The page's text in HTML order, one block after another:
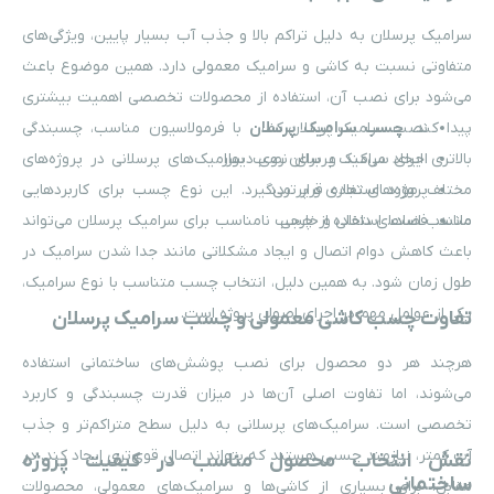
سرامیک پرسلان به دلیل تراکم بالا و جذب آب بسیار پایین، ویژگی‌های
متفاوتی نسبت به کاشی و سرامیک معمولی دارد. همین موضوع باعث
می‌شود برای نصب آن، استفاده از محصولات تخصصی اهمیت بیشتری
پیدا کند.چسب سرامیک پرسلان با فرمولاسیون مناسب، چسبندگی
بالاتری ایجاد می‌کند و برای نصب سرامیک‌های پرسلانی در پروژه‌های
مختلف مورد استفاده قرار می‌گیرد. این نوع چسب برای کاربردهایی
مانند:
نصب سرامیک پرسلان کف
اجرای سرامیک پرسلان روی دیوار
پروژه‌های تجاری و پرتردد
فضاهای داخلی و خارجی
مناسب است. استفاده از چسب نامناسب برای سرامیک پرسلان می‌تواند
باعث کاهش دوام اتصال و ایجاد مشکلاتی مانند جدا شدن سرامیک در
طول زمان شود. به همین دلیل، انتخاب چسب متناسب با نوع سرامیک،
یکی از عوامل مهم در اجرای اصولی پروژه است.
تفاوت چسب کاشی معمولی و چسب سرامیک پرسلان
هرچند هر دو محصول برای نصب پوشش‌های ساختمانی استفاده
می‌شوند، اما تفاوت اصلی آن‌ها در میزان قدرت چسبندگی و کاربرد
تخصصی است. سرامیک‌های پرسلانی به دلیل سطح متراکم‌تر و جذب
آب کمتر، نیازمند چسبی هستند که بتواند اتصال قوی‌تری ایجاد کند. در
مقابل، برای بسیاری از کاشی‌ها و سرامیک‌های معمولی، محصولات
نقش انتخاب محصول مناسب در کیفیت پروژه
ساختمانی